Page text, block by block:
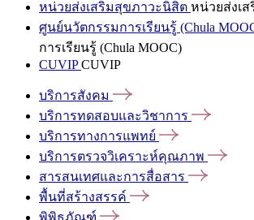
หน่วยส่งเสริมสุขภาวะนิสิต หน่วยส่งเ
ศูนย์นวัตกรรมการเรียนรู้ (Chula
การเรียนรู้ (Chula MOOC)
CUVIPCUVIP
บริการสังคม
บริการทดสอบและวิชาการ
บริการทางการแพทย์
บริการตรวจวิเคราะห์คุณภาพ
สารสนเทศและการสื่อสาร
พื้นที่สร้างสรรค์
พิพิธภัณฑ์